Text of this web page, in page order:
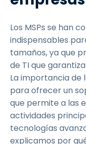
Los MSPs se han
indispensables
tamaños, ya que
de TI que
La importancia de
para ofrecer un
que permite a las
actividades
tecnologías
explicamos por